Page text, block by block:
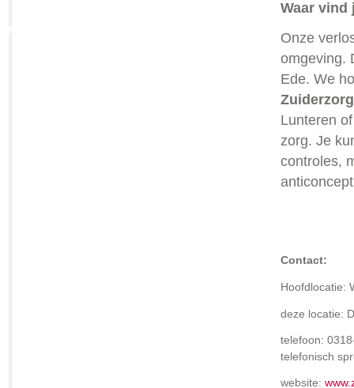
Waar vind
Onze
omgeving.
Ede. We
Zuiderzorg
Lunteren
zorg. Je
controles,
Contact:
Hoofdlocatie:
deze locatie:
telefoon:
telefonisch
website: